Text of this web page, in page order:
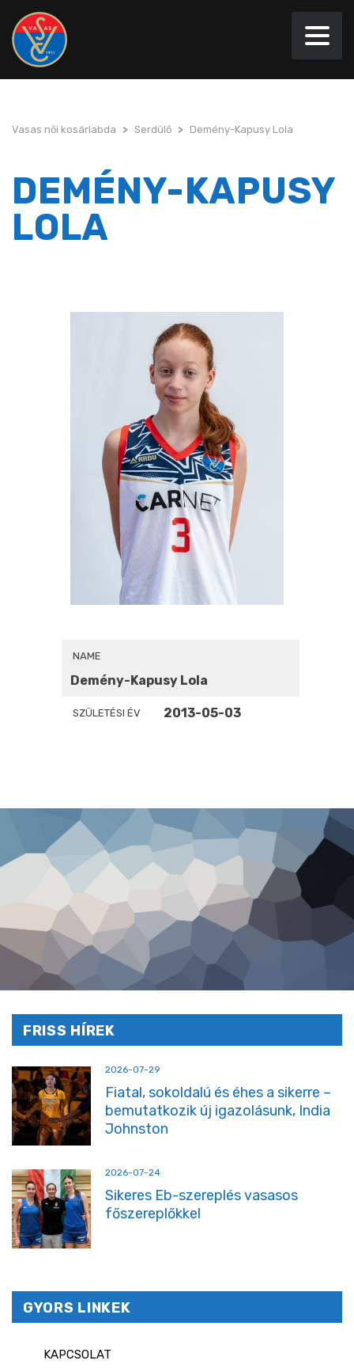
Vasas női kosárlabda > Serdülő > Demény-Kapusy Lola
DEMÉNY-KAPUSY
LOLA
NAME
Demény-Kapusy Lola
SZÜLETÉSI ÉV 2013-05-03
FRISS HÍREK
2026-07-29
Fiatal, sokoldalú és éhes a sikerre –
bemutatkozik új igazolásunk, India
Johnston
2026-07-24
Sikeres Eb-szereplés vasasos
főszereplőkkel
GYORS LINKEK
KAPCSOLAT